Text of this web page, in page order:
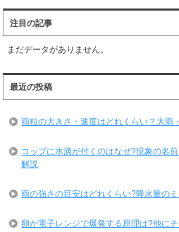
注目の記事
まだデータがありません。
最近の投稿
雨粒の大きさ・速度はどれくらい？大雨
コップに水滴が付くのはなぜ?現象の名
解説
雨の強さの目安はどれくらい?降水量の
卵が電子レンジで爆発する原理は?他に